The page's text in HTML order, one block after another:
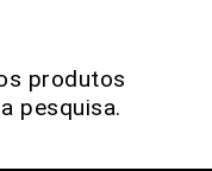
produtos
pesquisa.